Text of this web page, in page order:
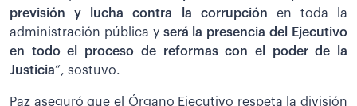
previsión y lucha contra la corrupción en toda la
administración pública y será la presencia del Ejecutivo
en todo el proceso de reformas con el poder de la
Justicia”, sostuvo.
Paz aseguró que el Órgano Ejecutivo respeta la división